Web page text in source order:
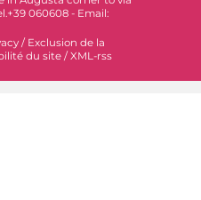
060608 - Email:
/ Exclusion de la
du site /XML-rss